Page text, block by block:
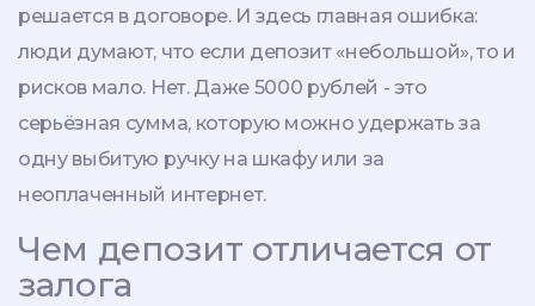
решается в договоре. И здесь главная ошибка:
люди думают, что если депозит «небольшой», то и
рисков мало. Нет. Даже 5000 рублей - это
серьёзная сумма, которую можно удержать за
одну выбитую ручку на шкафу или за
неоплаченный интернет.
Чем депозит отличается от
залога